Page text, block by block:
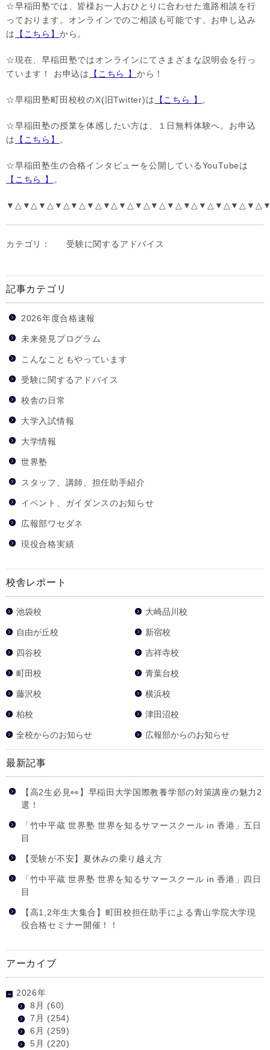
☆早稲田塾では、皆様お一人おひとりに合わせた進路相談を行
っております。オンラインでのご相談も可能です。お申し込み
は
【こちら】 から。
☆現在、早稲田塾ではオンラインにてさまざまな説明会を行っ
ています！ お申込は
【こちら 】 から！
☆早稲田塾町田校校のX(旧Twitter)は 【こちら 】 。
☆早稲田塾の授業を体感したい方は、１日無料体験へ。お申込
は
【こちら】 。
☆早稲田塾生の合格インタビューを公開しているYouTubeは
【こちら 】
。
カテゴリ： 受験に関するアドバイス
記事カテゴリ
2026年度合格速報
未来発見プログラム
こんなこともやっています
受験に関するアドバイス
校舎の日常
大学入試情報
大学情報
世界塾
スタッフ、講師、担任助手紹介
イベント、ガイダンスのお知らせ
広報部ワセダネ
現役合格実績
校舎レポート
池袋校 大崎品川校
自由が丘校 新宿校
四谷校 吉祥寺校
町田校 青葉台校
藤沢校 横浜校
柏校 津田沼校
全校からのお知らせ 広報部からのお知らせ
最新記事
【高2生必見👀】早稲田大学国際教養学部の対策講座の魅力2
選！
「竹中平蔵 世界塾 世界を知るサマースクール in 香港」五日
目
【受験が不安】夏休みの乗り越え方
「竹中平蔵 世界塾 世界を知るサマースクール in 香港」四日
目
【高1,2年生大集合】町田校担任助手による青山学院大学現
役合格セミナー開催！！
アーカイブ
2026年
8月 (60)
7月 (254)
6月 (259)
5月 (220)